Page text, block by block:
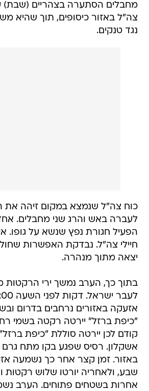
מחבלים הסתערה בצהריים (שבת)
צה"ל באזור כיסופים, תוך שהיא
נגד טנקים.
כוח צה"ל שנמצא במקום זיהה את
לעברה באש והרג שני מחבלים.
הפעיל חגורת נפץ שנשא על גופו.
חיילי צה"ל. נבדקת האפשרות
יצאה מתוך מנהרה.
בתוך כך, הערב נמשך ירי הרקטות
אזעקה באזורים נרחבים בדרום
"כיפת ברזל" יירטה רקטה בשמי
קודם לכן יירטה סוללת "כיפת
אשקלון. רסיס שפגע בקו מתח
באזור. זמן קצר אחר כך נשמעה
שבע, ולאחריה יורטו שלוש רקטות
אחרות בשטחים פתוחים. הערב